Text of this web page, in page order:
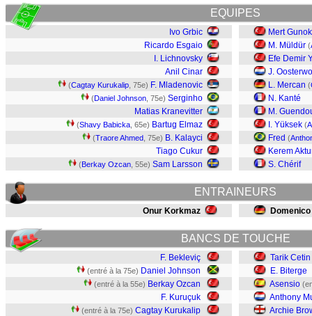
EQUIPES
Ivo Grbic
Ricardo Esgaio
I. Lichnovsky
Anil Cinar
(Cagtay Kurukalip , 75e) F. Mladenovic
(Daniel Johnson , 75e) Serginho
Matias Kranevitter
(Shavy Babicka , 65e) Bartug Elmaz
(Traore Ahmed , 75e) B. Kalayci
Tiago Cukur
(Berkay Ozcan , 55e) Sam Larsson
Mert Gunok
M. Müldür (
Efe Demir
J.
L. Mercan (
N. Kanté
M.
I. Yüksek (
Fred (
Kerem
S. Chérif
ENTRAINEURS
Onur Korkmaz
BANCS DE TOUCHE
F. Bekleviç
(entré à la 75e) Daniel Johnson
(entré à la 55e) Berkay Ozcan
F. Kuruçuk
(entré à la 75e) Cagtay Kurukalip
Tarik Cetin
E. Biterge
Asensio
Anthony
Archie